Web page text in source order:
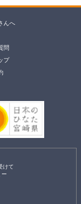
んへ
問
プ
けて
ー